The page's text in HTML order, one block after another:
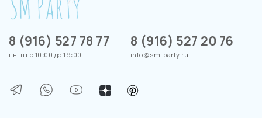
8 (916) 527 78 77
пн-пт с 10:00 до 19:00
8 (916) 527 20 76
info@sm-party.ru